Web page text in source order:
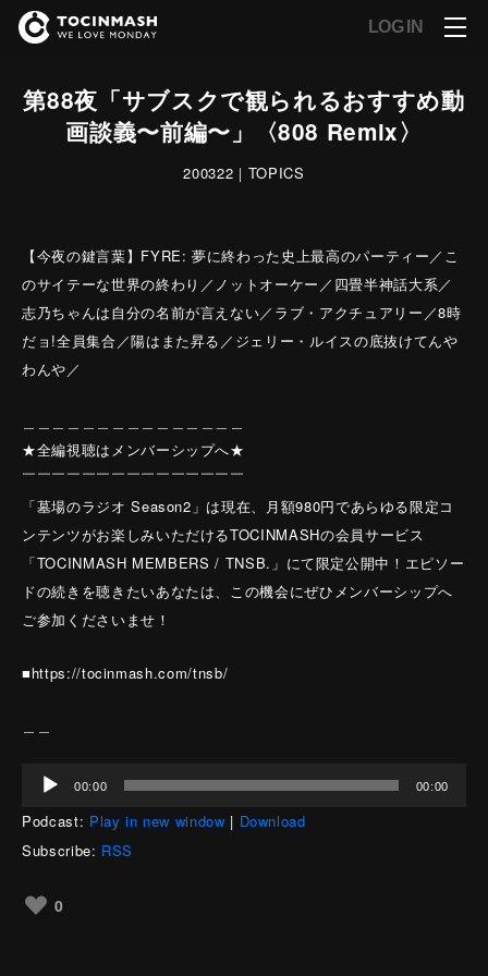
LOG IN
第88夜「サブスクで観られるおすすめ動
画談義〜前編〜」〈808 Remix〉
200322｜TOPICS
【今夜の鍵言葉】FYRE: 夢に終わった史上最高のパーティー／こ
のサイテーな世界の終わり／ノットオーケー／四畳半神話大系／
志乃ちゃんは自分の名前が言えない／ラブ・アクチュアリー／8時
だョ!全員集合／陽はまた昇る／ジェリー・ルイスの底抜けてんや
わんや／
★全編視聴はメンバーシップへ★
￣￣￣￣￣￣￣￣￣￣￣￣￣￣￣
「墓場のラジオ Season2」は現在、月額980円であらゆる限定コ
ンテンツがお楽しみいただけるTOCINMASHの会員サービス
「TOCINMASH MEMBERS / TNSB.」にて限定公開中！エピソー
ドの続きを聴きたいあなたは、この機会にぜひメンバーシップへ
ご参加くださいませ！
■https://tocinmash.com/tnsb/
プ
レ
ヤ
00:00 00:00
Podcast: Play in new window | Download
Subscribe: RSS
0